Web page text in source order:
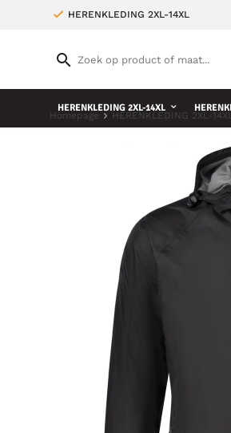
HERENKLEDING 2XL-14XL
HERENKLEDING 2XL-14XL
Homepage HERENKLEDING 2XL-